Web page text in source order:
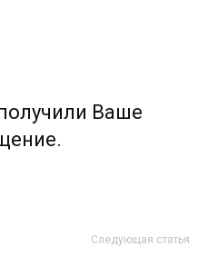
Ваше
Следующая статья